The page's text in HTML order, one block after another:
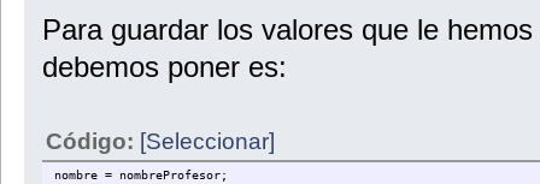
Para guardar los valores que le
debemos poner es:
Código: [Seleccionar]
nombre = nombreProfesor;